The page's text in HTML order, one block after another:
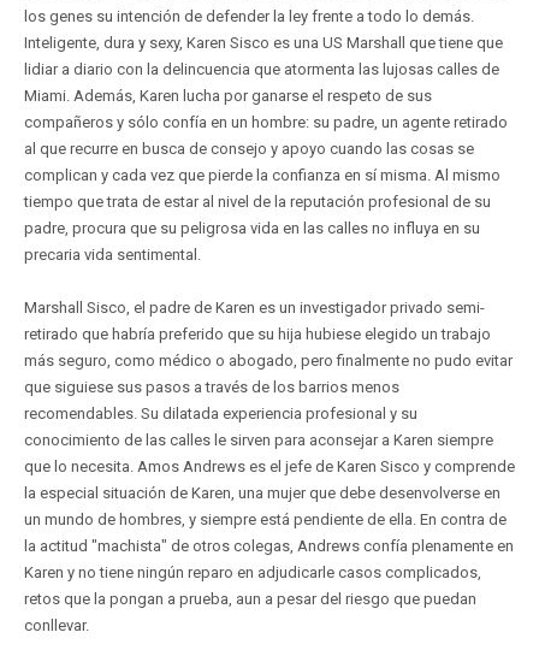
los genes su intención de defender la ley frente a todo lo demás.
Inteligente, dura y sexy, Karen Sisco es una US Marshall que tiene que
lidiar a diario con la delincuencia que atormenta las lujosas calles de
Miami. Además, Karen lucha por ganarse el respeto de sus
compañeros y sólo confía en un hombre: su padre, un agente retirado
al que recurre en busca de consejo y apoyo cuando las cosas se
complican y cada vez que pierde la confianza en sí misma. Al mismo
tiempo que trata de estar al nivel de la reputación profesional de su
padre, procura que su peligrosa vida en las calles no influya en su
precaria vida sentimental.
Marshall Sisco, el padre de Karen es un investigador privado semi-
retirado que habría preferido que su hija hubiese elegido un trabajo
más seguro, como médico o abogado, pero finalmente no pudo evitar
que siguiese sus pasos a través de los barrios menos
recomendables. Su dilatada experiencia profesional y su
conocimiento de las calles le sirven para aconsejar a Karen siempre
que lo necesita. Amos Andrews es el jefe de Karen Sisco y comprende
la especial situación de Karen, una mujer que debe desenvolverse en
un mundo de hombres, y siempre está pendiente de ella. En contra de
la actitud "machista" de otros colegas, Andrews confía plenamente en
Karen y no tiene ningún reparo en adjudicarle casos complicados,
retos que la pongan a prueba, aun a pesar del riesgo que puedan
conllevar.